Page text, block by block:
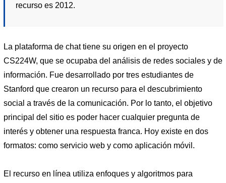
recurso es 2012.
La plataforma de chat tiene su origen en el proyecto
CS224W, que se ocupaba del análisis de redes sociales y de
información. Fue desarrollado por tres estudiantes de
Stanford que crearon un recurso para el descubrimiento
social a través de la comunicación. Por lo tanto, el objetivo
principal del sitio es poder hacer cualquier pregunta de
interés y obtener una respuesta franca. Hoy existe en dos
formatos: como servicio web y como aplicación móvil.
El recurso en línea utiliza enfoques y algoritmos para